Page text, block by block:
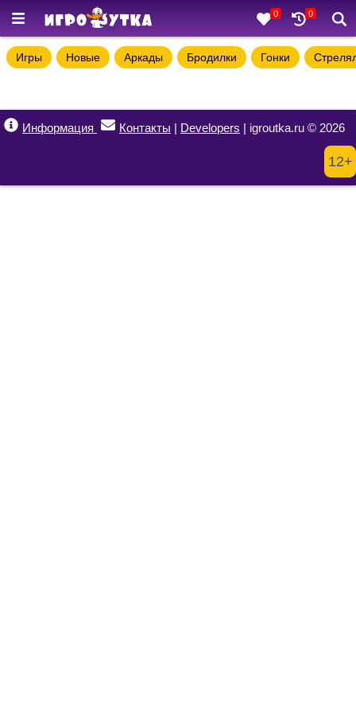
0 0
Игры Новые Аркады Бродилки Гонки
Информация Контакты | Developers | igroutka.ru © 2026
12+